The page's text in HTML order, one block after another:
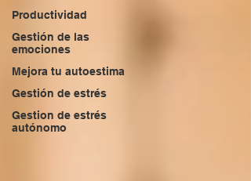
Productividad
Gestión de las
emociones
Mejora tu autoestima
Gestión de estrés
Gestion de estrés
autónomo